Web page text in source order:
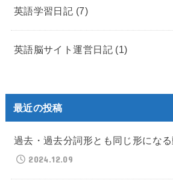
英語学習日記 (7)
英語脳サイト運営日記 (1)
最近の投稿
過去・過去分詞形とも同じ形にな
2024.12.09